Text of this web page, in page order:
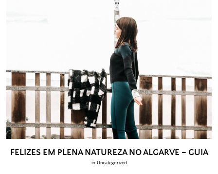
FELIZES EM PLENA NATUREZA NO ALGARVE – GUIA
in: Uncategorized